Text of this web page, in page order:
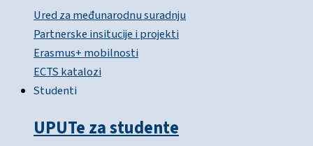
Ured za međunarodnu suradnju
Partnerske insitucije i projekti
Erasmus+ mobilnosti
ECTS katalozi
Studenti
UPUTe za studente